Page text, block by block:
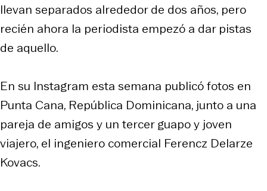
llevan separados alrededor de dos años, pero
recién ahora la periodista empezó a dar pistas
de aquello.
En su Instagram esta semana publicó fotos en
Punta Cana, República Dominicana, junto a una
pareja de amigos y un tercer guapo y joven
viajero, el ingeniero comercial Ferencz Delarze
Kovacs.